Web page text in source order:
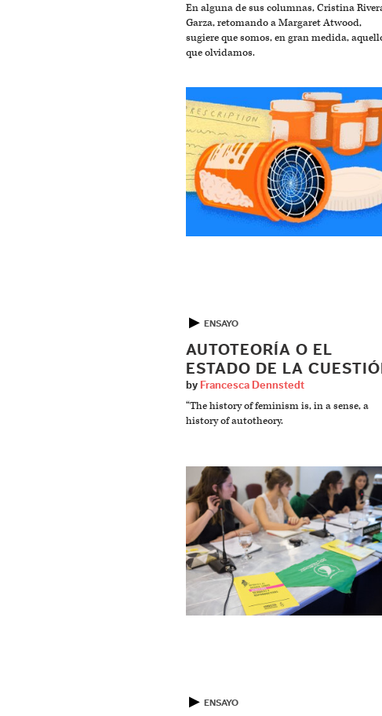
En alguna de sus columnas, Cristina
Garza, retomando a Margaret Atwood,
sugiere que somos, en gran medida,
que olvidamos.
▶ ENSAYO
AUTOTEORÍA O EL
ESTADO DE LA
by Francesca Dennstedt
“The history of feminism is, in a sense, a
history of autotheory.
▶ ENSAYO